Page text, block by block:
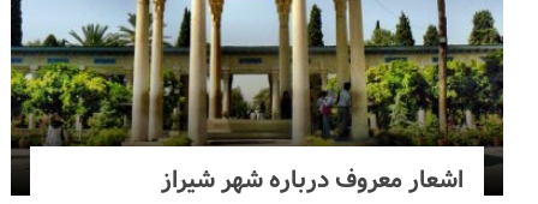
اشعار معروف درباره شهر شیراز